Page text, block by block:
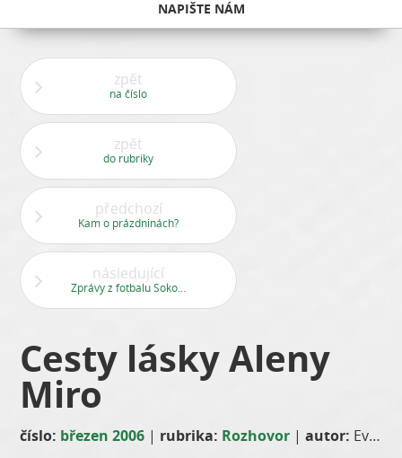
NAPIŠTE NÁM
zpět
na číslo
zpět
do rubriky
předchozí
Kam o prázdninách?
následující
Cesty lásky Aleny
Miro
číslo: březen 2006 | rubrika: Rozhovor |autor: Eva Černá